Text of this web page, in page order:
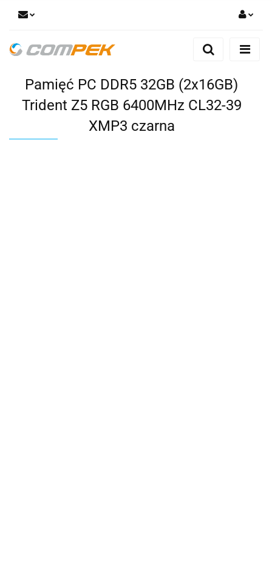
Zaloguj się
Dodaj zgłoszenie
Zgody cookies
Pamięć PC DDR5 32GB (2x16GB)
Trident Z5 RGB 6400MHz CL32-39
XMP3 czarna